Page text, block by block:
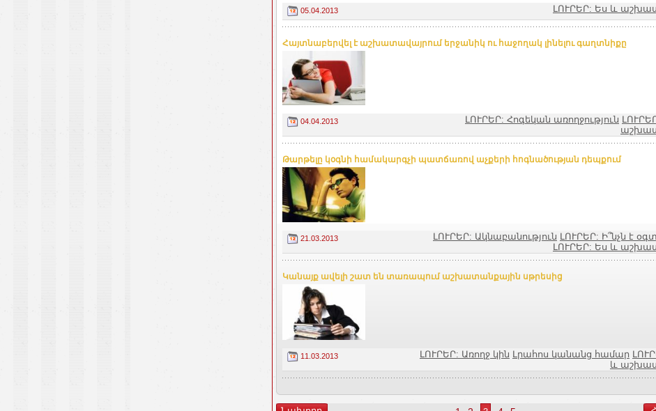
05.04.2013 ԼՈՒՐԵՐ: Ես և
Հայտնաբերվել է աշխատավայրում երջանիկ ու հաջողակ լինելու գաղտնիքը
04.04.2013 ԼՈՒՐԵՐ: Հոգեկան առողջություն
Թարթելը կօգնի համակարգչի պատճառով աչքերի հոգնածության դեպքում
21.03.2013 ԼՈՒՐԵՐ: Ակնաբանություն ԼՈՒՐԵՐ: Ի՞նչն է
ԼՈՒՐԵՐ: Ես և
Կանայք ավելի շատ են տառապում աշխատանքային սթրեսից
11.03.2013 ԼՈՒՐԵՐ: Առողջ կին Լրահոս կանանց համար
և